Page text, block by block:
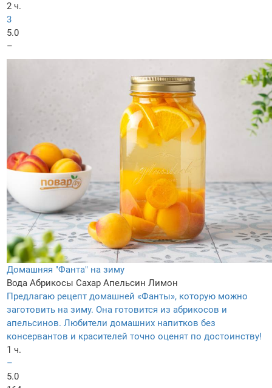
2 ч.
3
5.0
–
Домашняя "Фанта" на зиму
Вода Абрикосы Сахар Апельсин Лимон
Предлагаю рецепт домашней «Фанты», которую можно
заготовить на зиму. Она готовится из абрикосов и
апельсинов. Любители домашних напитков без
консервантов и красителей точно оценят по достоинству!
1 ч.
–
5.0